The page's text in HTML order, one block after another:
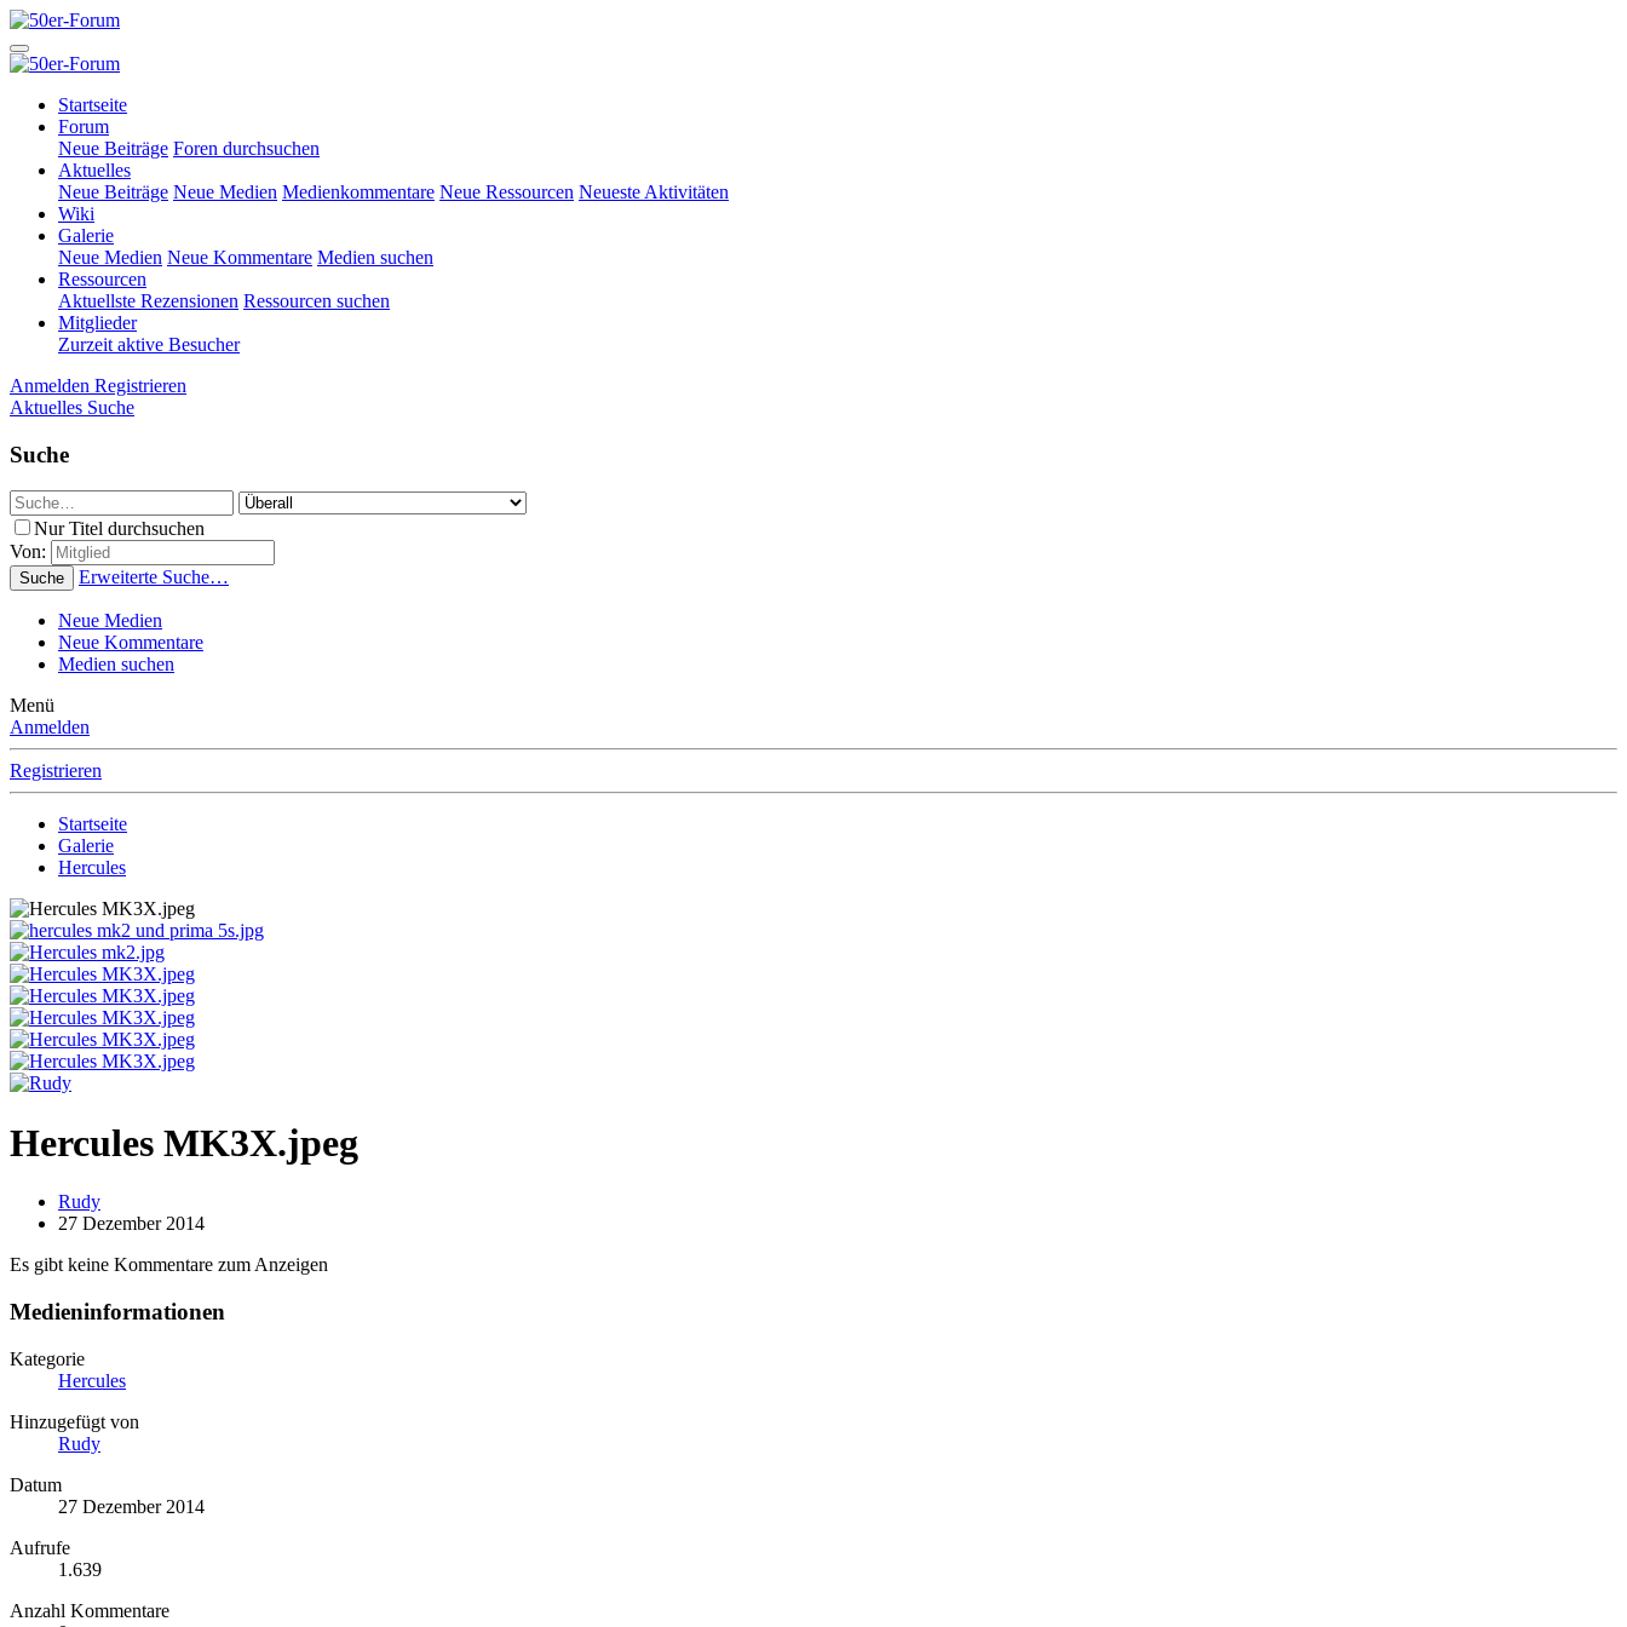
Startseite
Forum
Neue Beiträge Foren durchsuchen
Aktuelles
Neue Beiträge Neue Medien Medienkommentare Neue Ressourcen Neueste Aktivitäten
Wiki
Galerie
Neue Medien Neue Kommentare Medien suchen
Ressourcen
Aktuellste Rezensionen Ressourcen suchen
Mitglieder
Zurzeit aktive Besucher
Anmelden Registrieren
Aktuelles Suche
Suche
Nur Titel durchsuchen
Von:
Suche Erweiterte Suche…
Neue Medien
Neue Kommentare
Medien suchen
Menü
Anmelden
Registrieren
Startseite
Galerie
Hercules
Hercules MK3X.jpeg
Rudy
27 Dezember 2014
Es gibt keine Kommentare zum Anzeigen
Medieninformationen
Kategorie
Hercules
Hinzugefügt von
Rudy
Datum
27 Dezember 2014
Aufrufe
1.639
Anzahl Kommentare